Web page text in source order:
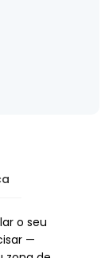
o seu
—